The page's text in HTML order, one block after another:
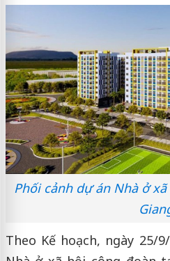
Phối cảnh dự án Nhà ở
Theo Kế hoạch, ngày 25/